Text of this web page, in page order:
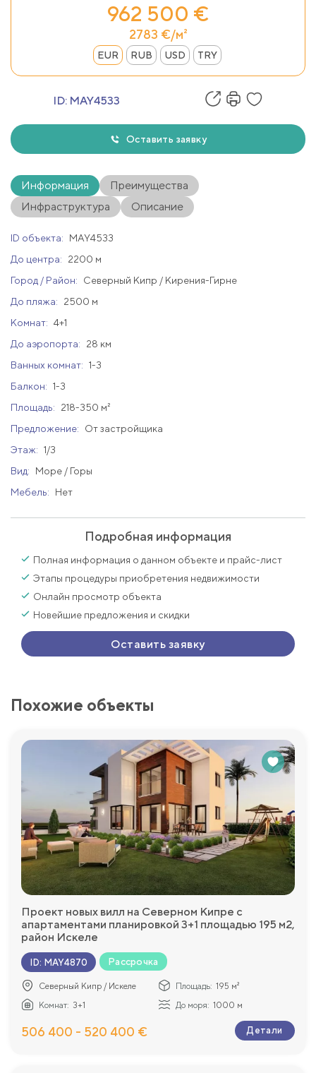
962 500 €
2783 €/м²
EUR RUB USD TRY
ID: MAY4533
Оставить заявку
Информация
Преимущества
Инфраструктура
Описание
ID объекта:
MAY4533
До центра:
2200 м
Город / Район:
Северный Кипр / Кирения-Гирне
До пляжа:
2500 м
Комнат: 4+1
До аэропорта:
28 км
Ванных комнат: 1-3
Балкон: 1-3
Площадь:
218-350 м²
Предложение:
От застройщика
Этаж: 1/3
Вид:
Море / Горы
Мебель:
Нет
Подробная информация
Полная информация о данном объекте и прайс-лист
Этапы процедуры приобретения недвижимости
Онлайн просмотр объекта
Новейшие предложения и скидки
Оставить заявку
Похожие объекты
Проект новых вилл на Северном Кипре c
апартаментами планировкой 3+1 площадью 195 м2,
район Искеле
ID: MAY4870 Рассрочка
Северный Кипр / Искеле Площадь: 195 м²
Комнат: 3+1 До моря: 1000 м
506 400 - 520 400 € Детали